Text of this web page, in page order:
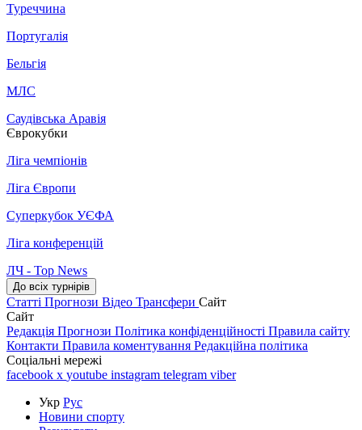
Туреччина
Португалія
Бельгія
МЛС
Саудівська Аравія
Єврокубки
Ліга чемпіонів
Ліга Європи
Суперкубок УЄФА
Ліга конференцій
ЛЧ - Top News
До всіх турнірів
Статті Прогнози Відео Трансфери Сайт
Сайт
Редакція Прогнози Політика конфіденційності Правила сайту
Контакти Правила коментування Редакційна політика
Соціальні мережі
facebook x youtube instagram telegram viber
Укр Рус
Новини спорту